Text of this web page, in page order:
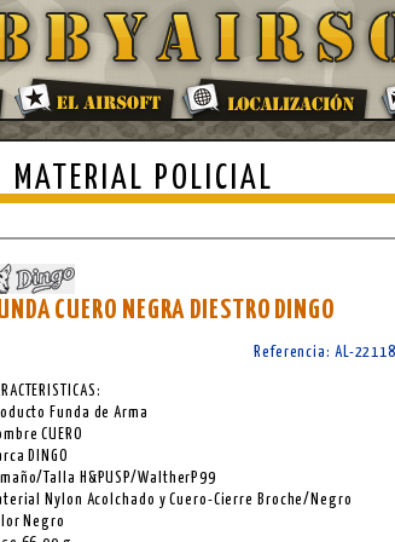
MATERIAL POLICIAL
CUERO NEGRA DIESTRO DINGO
Referencia: AL-22118
Funda de Arma
CUERO
DINGO
Talla H&PUSP/WaltherP99
Nylon Acolchado y Cuero-Cierre Broche/Negro
Negro